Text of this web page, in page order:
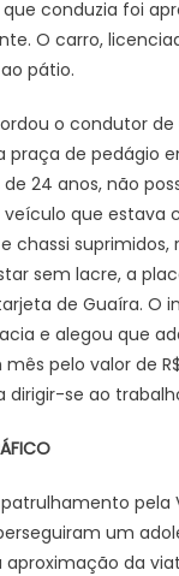
conduzia foi
O carro,
pátio.
o condutor de
praça de pedágio
24 anos, não
que estava
chassi suprimidos,
sem lacre, a
de Guaíra. O
e alegou que
pelo valor de
dirigir-se ao
pela
um
da